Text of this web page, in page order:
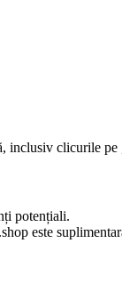
inclusiv clicurile
potențiali.
este